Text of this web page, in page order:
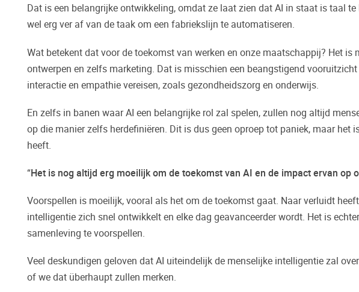
Dat is een belangrijke ontwikkeling, omdat ze laat zien dat AI in staat is taal
wel erg ver af van de taak om een fabriekslijn te automatiseren.
Wat betekent dat voor de toekomst van werken en onze maatschappij? Het
ontwerpen en zelfs marketing. Dat is misschien een beangstigend
interactie en empathie vereisen, zoals gezondheidszorg en onderwijs.
En zelfs in banen waar AI een belangrijke rol zal spelen, zullen nog altijd
op die manier zelfs herdefiniëren. Dit is dus geen oproep tot paniek, maar
heeft.
“Het is nog altijd erg moeilijk om de toekomst van AI en de impact ervan op
Voorspellen is moeilijk, vooral als het om de toekomst gaat. Naar verluidt
intelligentie zich snel ontwikkelt en elke dag geavanceerder wordt. Het is
samenleving te voorspellen.
Veel deskundigen geloven dat AI uiteindelijk de menselijke intelligentie zal
of we dat überhaupt zullen merken.